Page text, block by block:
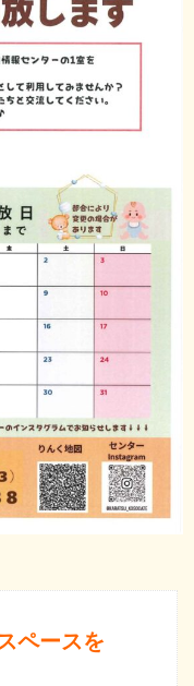
ペースを